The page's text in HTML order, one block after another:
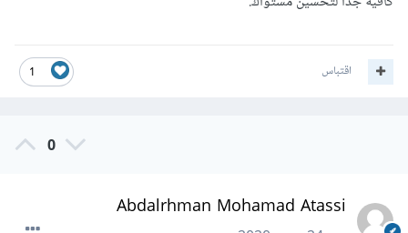
1 اقتباس
0
Abdalrhman Mohamad Atassi